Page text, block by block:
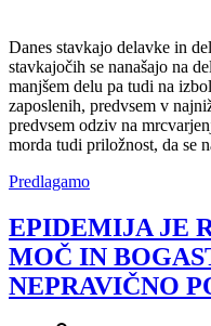
Danes stavkajo delavke in
stavkajočih se nanašajo na
manjšem delu pa tudi na
zaposlenih, predvsem v
predvsem odziv na
morda tudi priložnost, da
Predlagamo
EPIDEMIJA JE
MOČ IN
NEPRAVIČNO